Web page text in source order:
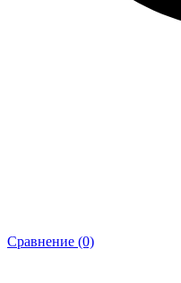
Сравнение (0)